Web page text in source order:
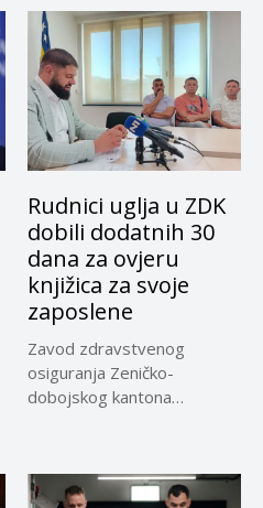
Rudnici uglja u ZDK
dobili dodatnih 30
dana za ovjeru
knjižica za svoje
zaposlene
Zavod zdravstvenog
osiguranja Zeničko-
dobojskog kantona